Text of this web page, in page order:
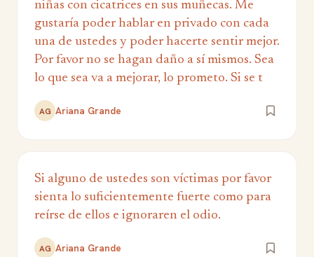
niñas con cicatrices en sus muñecas. Me
gustaría poder hablar en privado con cada
una de ustedes y poder hacerte sentir mejor.
Por favor no se hagan daño a sí mismos. Sea
lo que sea va a mejorar, lo prometo. Si se t
AG Ariana Grande
Si alguno de ustedes son víctimas por favor
sienta lo suficientemente fuerte como para
reírse de ellos e ignoraren el odio.
AG Ariana Grande